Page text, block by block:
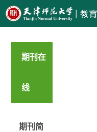
期刊在
线
期刊简